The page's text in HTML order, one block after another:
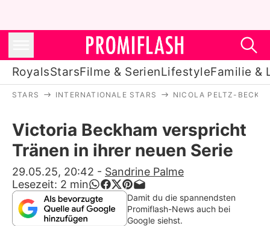
RoyalsStarsFilme & SerienLifestyleFamilie &
Stars
Filme & Serien
Lifestyle
Familie & Liebe
STARS INTERNATIONALE STARS NICOLA PELTZ-
Victoria Beckham verspricht
Tränen in ihrer neuen Serie
29.05.25, 20:42 - Sandrine Palme
Lesezeit: 2 min
Damit du die spannendsten
Promiflash-News auch bei
Google siehst.